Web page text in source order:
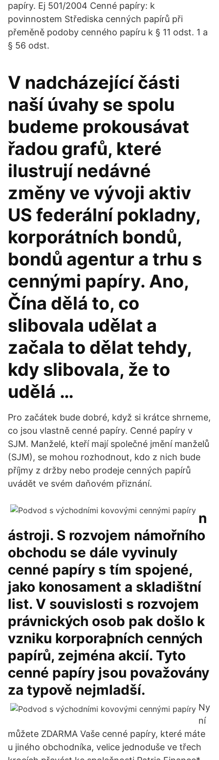
papíry. Ej 501/2004 Cenné papíry: k
povinnostem Střediska cenných papírů při
přeměně podoby cenného papíru k § 11 odst. 1 a
§ 56 odst.
V nadcházející části
naší úvahy se spolu
budeme prokousávat
řadou grafů, které
ilustrují nedávné
změny ve vývoji aktiv
US federální pokladny,
korporátních bondů,
bondů agentur a trhu s
cennými papíry. Ano,
Čína dělá to, co
slibovala udělat a
začala to dělat tehdy,
kdy slibovala, že to
udělá …
Pro začátek bude dobré, když si krátce shrneme,
co jsou vlastně cenné papíry. Cenné papíry v
SJM. Manželé, kteří mají společné jmění manželů
(SJM), se mohou rozhodnout, kdo z nich bude
příjmy z držby nebo prodeje cenných papírů
uvádět ve svém daňovém přiznání.
n
ástroji. S rozvojem námořního
obchodu se dále vyvinuly
cenné papíry s tím spojené,
jako konosament a skladištní
list. V souvislosti s rozvojem
právnických osob pak došlo k
vzniku korporaþních cenných
papírů, zejména akcií. Tyto
cenné papíry jsou považovány
za typově nejmladší.
Ny
ní
můžete ZDARMA Vaše cenné papíry, které máte
u jiného obchodníka, velice jednoduše ve třech